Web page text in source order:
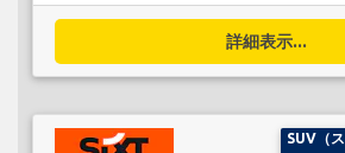
詳細表示...
SUV（